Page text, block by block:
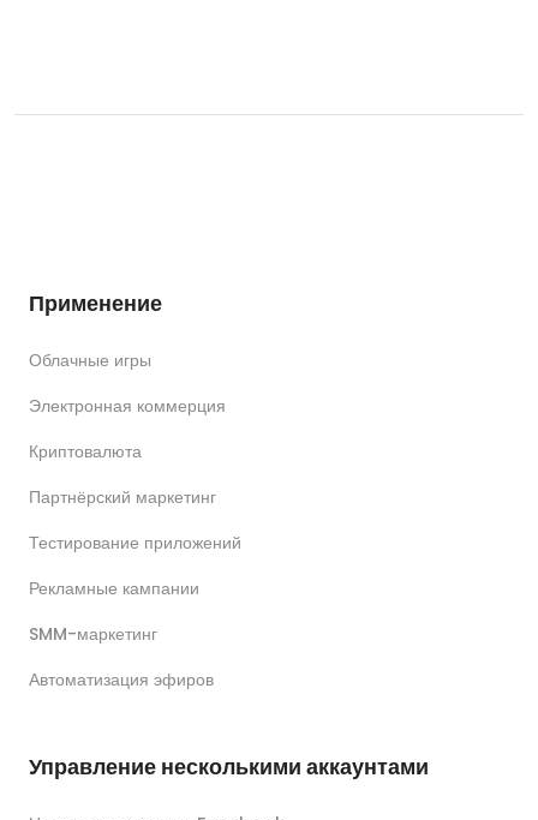
Применение
Облачные игры
Электронная коммерция
Криптовалюта
Партнёрский маркетинг
Тестирование приложений
Рекламные кампании
SMM-маркетинг
Автоматизация эфиров
Управление несколькими аккаунтами